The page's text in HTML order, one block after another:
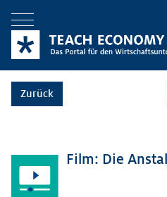
Menü öffnen
Zurück
Film: Die